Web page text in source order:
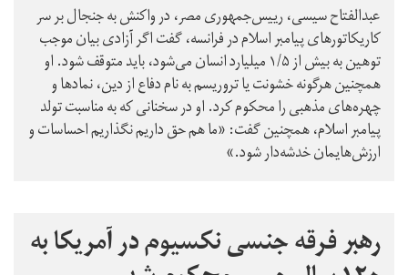
عبدالفتاح سیسی، رییس‌جمهوری مصر، در واکنش به جنجال بر سر
کاریکاتورهای پیامبر اسلام در فرانسه، گفت اگر آزادی بیان موجب
توهین به بیش از ۱/۵ میلیارد انسان می‌شود، باید متوقف شود. او
همچنین هرگونه خشونت یا تروریسم به نام دفاع از دین، نمادها و
چهره‌های مذهبی را محکوم کرد. او در سخنانی که به مناسبت تولد
پیامبر اسلام، همچنین گفت:‌ «ما هم حق داریم نگذاریم احساسات و
ارزش‌هایمان خدشه‌دار شود.»
رهبر فرقه جنسی نکسیوم در آمریکا به